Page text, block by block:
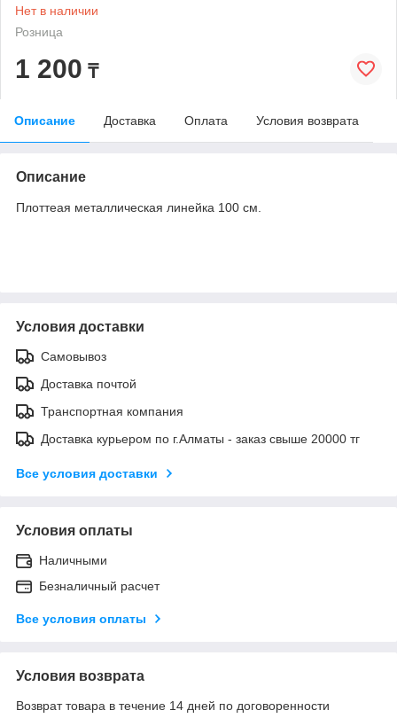
Нет в наличии
Розница
1 200 ₸
Описание Доставка Оплата Условия возврата
Описание
Плоттеая металлическая линейка 100 см.
Условия доставки
Самовывоз
Доставка почтой
Транспортная компания
Доставка курьером по г.Алматы - заказ свыше 20000 тг
Все условия доставки
Условия оплаты
Наличными
Безналичный расчет
Все условия оплаты
Условия возврата
Возврат товара в течение 14 дней по договоренности